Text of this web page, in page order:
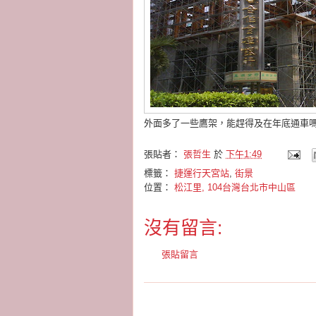
外面多了一些鷹架，能趕得及在年底通車
張貼者： 張哲生 於 下午1:49
標籤： 捷運行天宮站, 街景
位置： 松江里, 104台灣台北市中山區
沒有留言:
張貼留言